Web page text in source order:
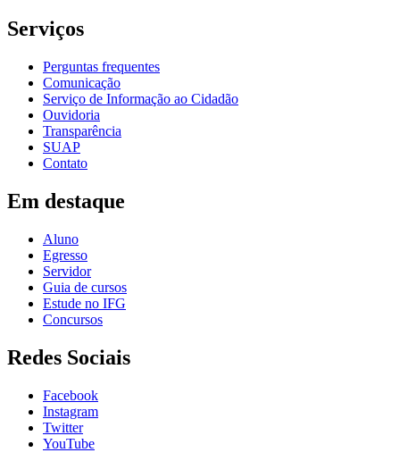
Serviços
Perguntas frequentes
Comunicação
Serviço de Informação ao Cidadão
Ouvidoria
Transparência
SUAP
Contato
Em destaque
Aluno
Egresso
Servidor
Guia de cursos
Estude no IFG
Concursos
Redes Sociais
Facebook
Instagram
Twitter
YouTube